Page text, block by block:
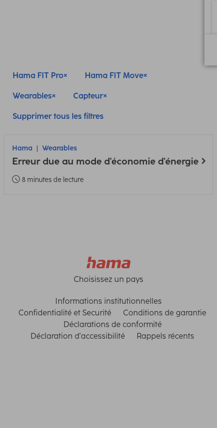
Hama FIT Pro Hama FIT Move
Wearables Capteur
Supprimer tous les filtres
Hama Wearables
Erreur due au mode d'économie d'énergie
8 minutes de lecture
Choisissez un pays
Informations institutionnelles
Confidentialité et Securité
Conditions de garantie
Déclarations de conformité
Déclaration d'accessibilité
Rappels récents